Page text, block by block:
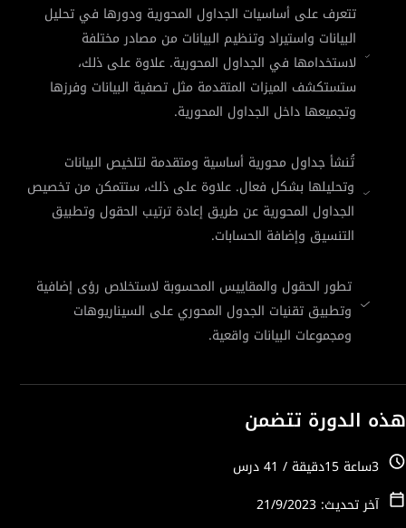
تتعرف على أساسيات الجداول المحورية ودورها في تحليل
البيانات واستيراد وتنظيم البيانات من مصادر مختلفة
لاستخدامها في الجداول المحورية. علاوة على ذلك،
ستستكشف الميزات المتقدمة مثل تصفية البيانات وفرزها
وتجميعها داخل الجداول المحورية.
تُنشأ جداول محورية أساسية ومتقدمة لتلخيص البيانات
وتحليلها بشكل فعال. علاوة على ذلك، ستتمكن من تخصيص
الجداول المحورية عن طريق إعادة ترتيب الحقول وتطبيق
التنسيق وإضافة الحسابات.
تطور الحقول والمقاييس المحسوبة لاستخلاص رؤى إضافية
وتطبيق تقنيات الجدول المحوري على السيناريوهات
ومجموعات البيانات واقعية.
هذه الدورة تتضمن
آخر تحديث: 21/9/2023